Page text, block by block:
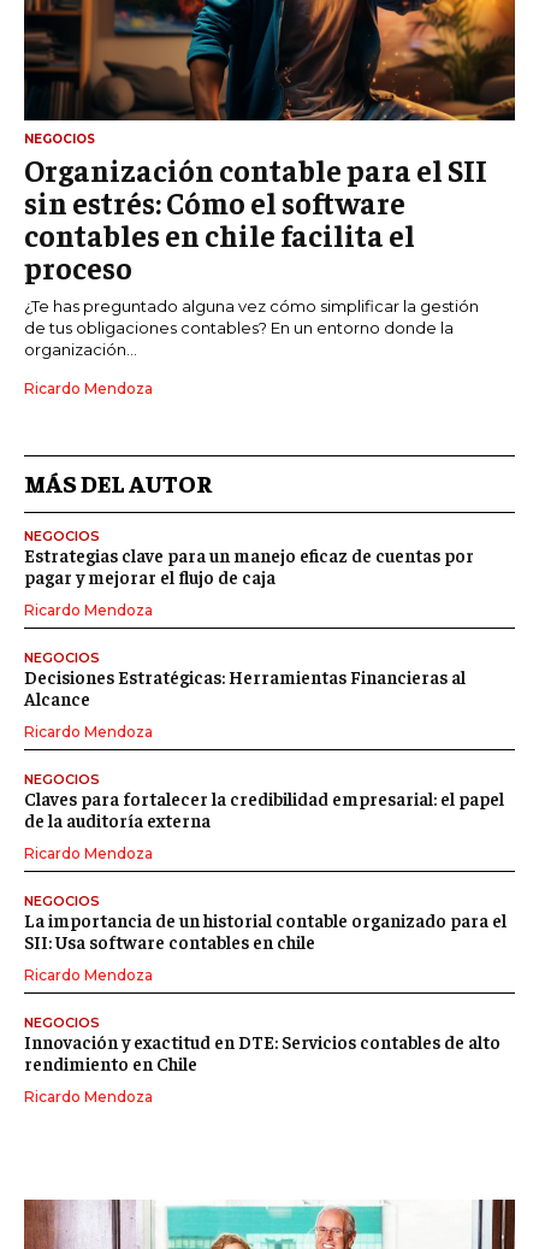
NEGOCIOS
Organización contable para el SII
sin estrés: Cómo el software
contables en chile facilita el
proceso
¿Te has preguntado alguna vez cómo simplificar la gestión
de tus obligaciones contables? En un entorno donde la
organización...
Ricardo Mendoza
MÁS DEL AUTOR
NEGOCIOS
Estrategias clave para un manejo eficaz de cuentas por
pagar y mejorar el flujo de caja
Ricardo Mendoza
NEGOCIOS
Decisiones Estratégicas: Herramientas Financieras al
Alcance
Ricardo Mendoza
NEGOCIOS
Claves para fortalecer la credibilidad empresarial: el papel
de la auditoría externa
Ricardo Mendoza
NEGOCIOS
La importancia de un historial contable organizado para el
SII: Usa software contables en chile
Ricardo Mendoza
NEGOCIOS
Innovación y exactitud en DTE: Servicios contables de alto
rendimiento en Chile
Ricardo Mendoza